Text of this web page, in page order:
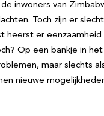
inwoners van
Toch zijn er
heerst er
Op een bankje in
maar slechts
nieuwe